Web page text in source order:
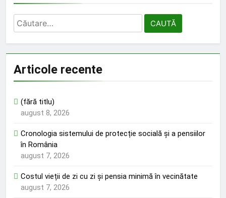
Caută
după:
Articole recente
(fără titlu)
august 8, 2026
Cronologia sistemului de protecție socială și a pensiilor
în România
august 7, 2026
Costul vieții de zi cu zi și pensia minimă în vecinătate
august 7, 2026